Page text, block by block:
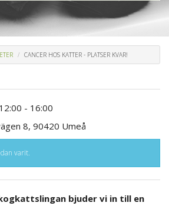
CANCER HOS KATTER - PLATSER KVAR!
- 16:00
8, 90420 Umeå
varit.
bjuder vi in till en